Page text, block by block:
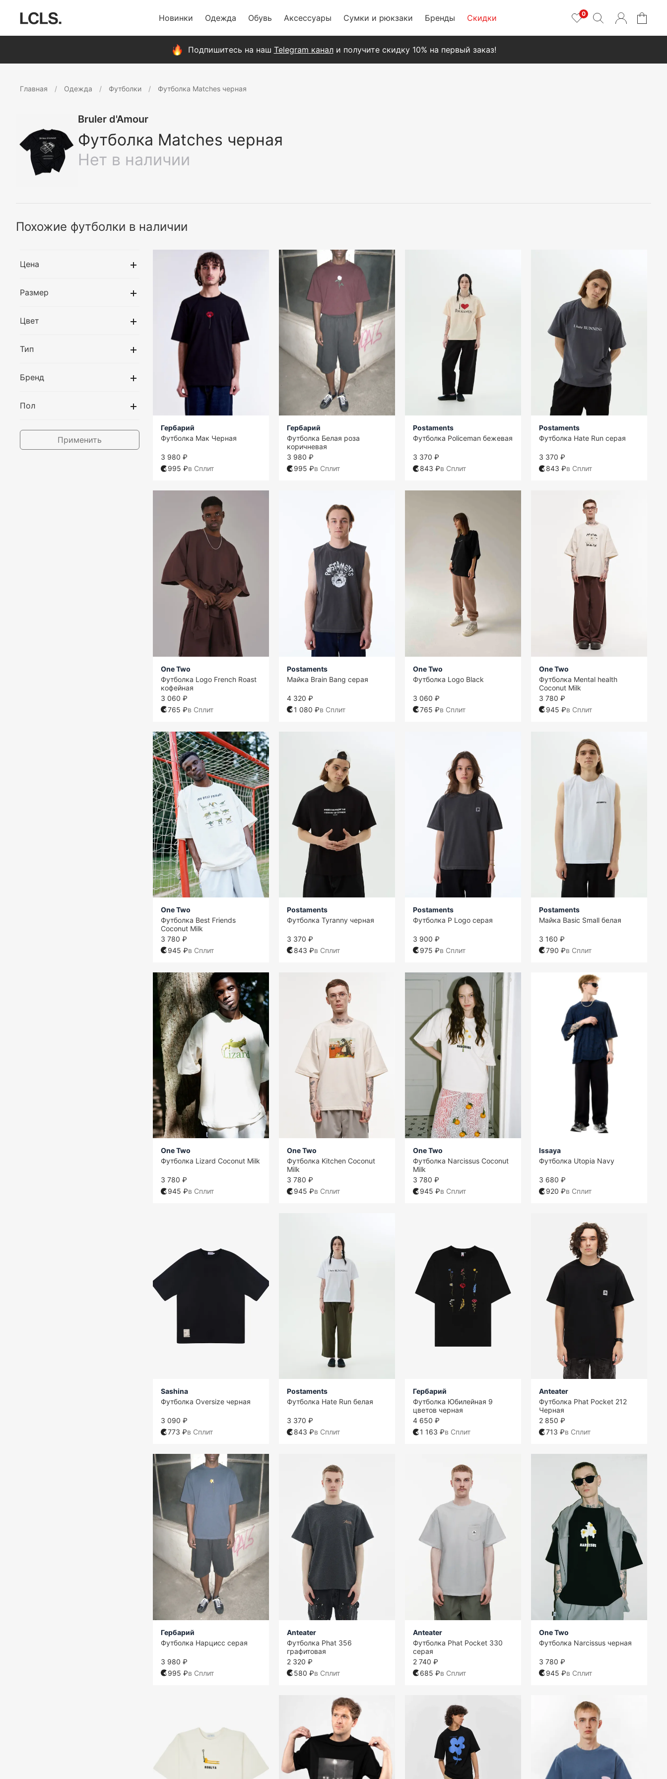
0
Новинки Одежда Обувь Аксессуары Сумки и рюкзаки Бренды Скидки
Подпишитесь на наш Telegram канали получите скидку 10% на первый заказ!
Главная Одежда Футболки Футболка Matches черная
Bruler d'Amour
Футболка Matches черная
Нет в наличии
Похожие футболки в наличии
Цена
Размер
Цвет
Тип
Бренд
Пол
Применить
Гербарий
Футболка Мак Черная
3 980 ₽
995 ₽в Сплит
Гербарий
Футболка Белая роза
коричневая
3 980 ₽
995 ₽в Сплит
Postaments
Футболка Policeman бежевая
3 370 ₽
843 ₽в Сплит
Postaments
Футболка Hate Run серая
3 370 ₽
843 ₽в Сплит
One Two
Футболка Logo French Roast
кофейная
3 060 ₽
765 ₽в Сплит
Postaments
Майка Brain Bang серая
4 320 ₽
1 080 ₽в Сплит
One Two
Футболка Logo Black
3 060 ₽
765 ₽в Сплит
One Two
Футболка Mental health
Coconut Milk
3 780 ₽
945 ₽в Сплит
One Two
Футболка Best Friends
Coconut Milk
3 780 ₽
945 ₽в Сплит
Postaments
Футболка Tyranny черная
3 370 ₽
843 ₽в Сплит
Postaments
Футболка P Logo серая
3 900 ₽
975 ₽в Сплит
Postaments
Майка Basic Small белая
3 160 ₽
790 ₽в Сплит
One Two
Футболка Lizard Coconut Milk
3 780 ₽
945 ₽в Сплит
One Two
Футболка Kitchen Coconut
Milk
3 780 ₽
945 ₽в Сплит
One Two
Футболка Narcissus Coconut
Milk
3 780 ₽
945 ₽в Сплит
Issaya
Футболка Utopia Navy
3 680 ₽
920 ₽в Сплит
Sashina
Футболка Oversize черная
3 090 ₽
773 ₽в Сплит
Postaments
Футболка Hate Run белая
3 370 ₽
843 ₽в Сплит
Гербарий
Футболка Юбилейная 9
цветов черная
4 650 ₽
1 163 ₽в Сплит
Anteater
Футболка Phat Pocket 212
Черная
2 850 ₽
713 ₽в Сплит
Гербарий
Футболка Нарцисс серая
3 980 ₽
995 ₽в Сплит
Anteater
Футболка Phat 356
графитовая
2 320 ₽
580 ₽в Сплит
Anteater
Футболка Phat Pocket 330
серая
2 740 ₽
685 ₽в Сплит
One Two
Футболка Narcissus черная
3 780 ₽
945 ₽в Сплит